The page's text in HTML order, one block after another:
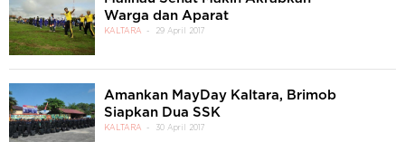
Warga dan Aparat
KALTARA 29 April 2017
Amankan MayDay Kaltara, Brimob
Siapkan Dua SSK
KALTARA 30 April 2017